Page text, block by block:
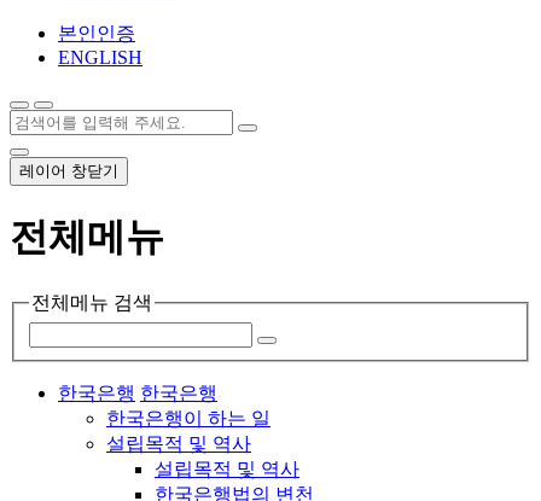
본인인증
ENGLISH
레이어 창닫기
전체메뉴
전체메뉴 검색
한국은행 한국은행
한국은행이 하는 일
설립목적 및 역사
설립목적 및 역사
한국은행법의 변천